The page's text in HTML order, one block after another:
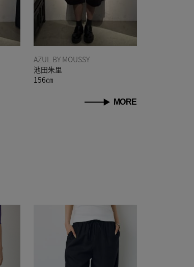
AZUL BY MOUSSY
池田朱里
156㎝
MORE